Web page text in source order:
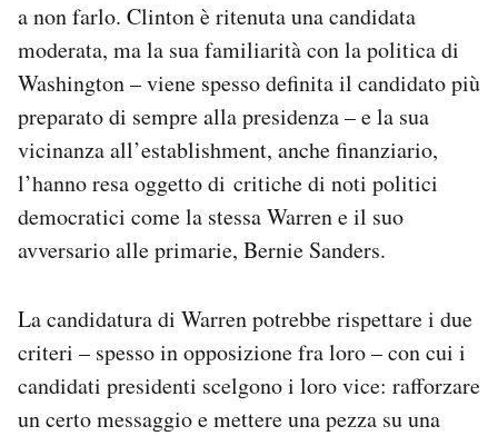
a non farlo. Clinton è ritenuta una candidata
moderata, ma la sua familiarità con la politica di
Washington – viene spesso definita il candidato più
preparato di sempre alla presidenza – e la sua
vicinanza all’establishment, anche finanziario,
l’hanno resa oggetto di critiche di noti politici
democratici come la stessa Warren e il suo
avversario alle primarie, Bernie Sanders.
La candidatura di Warren potrebbe rispettare i due
criteri – spesso in opposizione fra loro – con cui i
candidati presidenti scelgono i loro vice: rafforzare
un certo messaggio e mettere una pezza su una